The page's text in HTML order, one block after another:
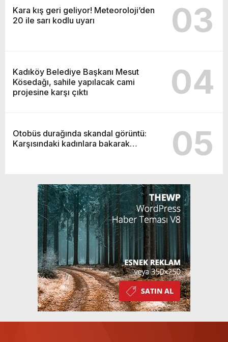
Kara kış geri geliyor! Meteoroloji’den
20 ile sarı kodlu uyarı
03
Kadıköy Belediye Başkanı Mesut
Kösedağı, sahile yapılacak cami
projesine karşı çıktı
04
Otobüs durağında skandal görüntü:
Karşısındaki kadınlara bakarak…
05